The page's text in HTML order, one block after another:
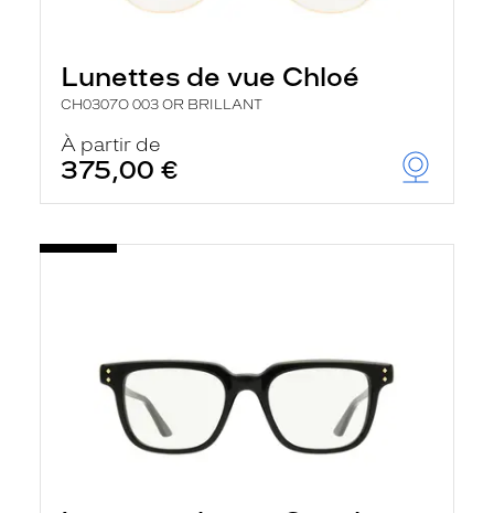
Lunettes de vue Chloé
CH0307O 003 OR BRILLANT
À partir de
375,00 €